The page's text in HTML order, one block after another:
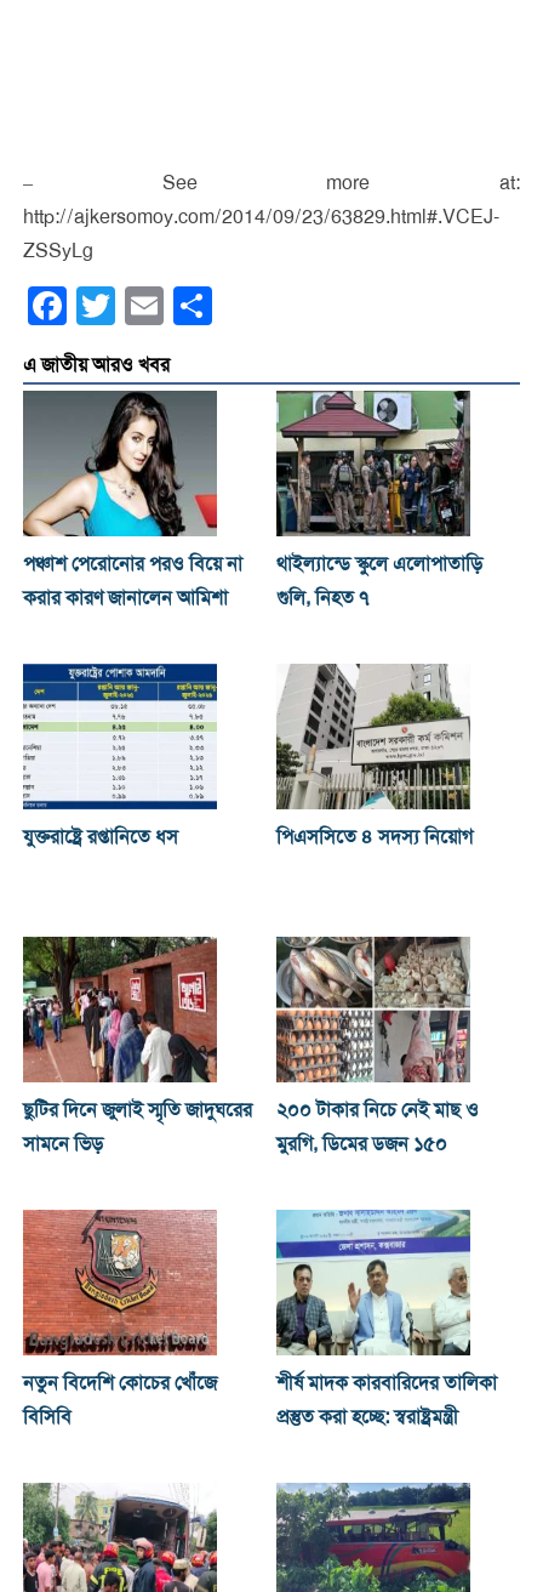
– See more at:
http://ajkersomoy.com/2014/09/23/63829.html#.VCEJ-
ZSSyLg
Facebook
Twitter Email
এ জাতীয় আরও খবর
পঞ্চাশ পেরোনোর পরও বিয়ে না
করার কারণ জানালেন আমিশা
থাইল্যান্ডে স্কুলে এলোপাতাড়ি
গুলি, নিহত ৭
যুক্তরাষ্ট্রে রপ্তানিতে ধস পিএসসিতে ৪ সদস্য নিয়োগ
ছুটির দিনে জুলাই স্মৃতি জাদুঘরের
সামনে ভিড়
২০০ টাকার নিচে নেই মাছ ও
মুরগি, ডিমের ডজন ১৫০
নতুন বিদেশি কোচের খোঁজে
বিসিবি
শীর্ষ মাদক কারবারিদের তালিকা
প্রস্তুত করা হচ্ছে: স্বরাষ্ট্রমন্ত্রী